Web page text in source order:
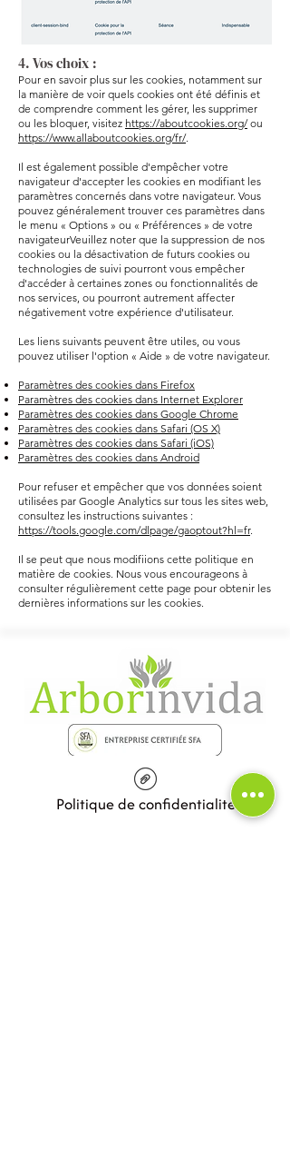
4. Vos choix :
Pour en savoir plus sur les cookies, notamment sur
la manière de voir quels cookies ont été définis et
de comprendre comment les gérer, les supprimer
ou les bloquer, visitez https://aboutcookies.org/ou
https://www.allaboutcookies.org/fr/.
Il est également possible d'empêcher votre
navigateur d'accepter les cookies en modifiant les
paramètres concernés dans votre navigateur. Vous
pouvez généralement trouver ces paramètres dans
le menu « Options » ou « Préférences » de votre
navigateurVeuillez noter que la suppression de nos
cookies ou la désactivation de futurs cookies ou
technologies de suivi pourront vous empêcher
d'accéder à certaines zones ou fonctionnalités de
nos services, ou pourront autrement affecter
négativement votre expérience d'utilisateur.
Les liens suivants peuvent être utiles, ou vous
pouvez utiliser l'option « Aide » de votre navigateur.
Paramètres des cookies dans Firefox
Paramètres des cookies dans Internet Explorer
Paramètres des cookies dans Google Chrome
Paramètres des cookies dans Safari (OS X)
Paramètres des cookies dans Safari (iOS)
Paramètres des cookies dans Android
Pour refuser et empêcher que vos données soient
utilisées par Google Analytics sur tous les sites web,
consultez les instructions suivantes :
https://tools.google.com/dlpage/gaoptout?hl=fr.
Il se peut que nous modifiions cette politique en
matière de cookies. Nous vous encourageons à
consulter régulièrement cette page pour obtenir les
dernières informations sur les cookies.
Politique de confidentialité